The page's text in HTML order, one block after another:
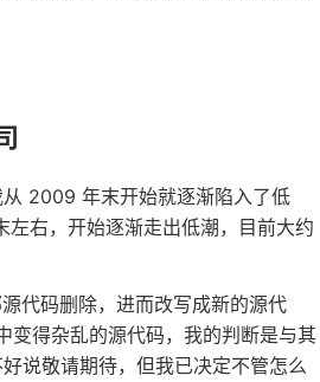
2009 年末开始就逐渐陷入了低
右，开始逐渐走出低潮，目前大约
代码删除，进而改写成新的源代
变得杂乱的源代码，我的判断是与其
说敬请期待，但我已决定不管怎么